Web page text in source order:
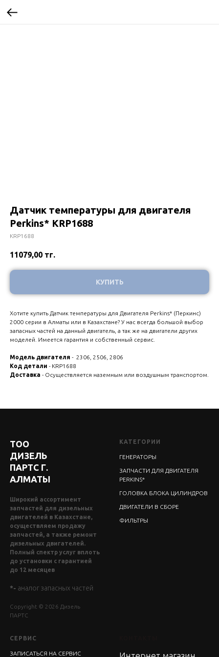
Датчик температуры для двигателя
Perkins* KRP1688
KRP1688
11079,00 тг.
КУПИТЬ
Хотите купить Датчик температуры для Двигателя Perkins* (Перкинс)
2000 серии в Алматы или в Казахстане? У нас всегда большой выбор
запасных частей на данный двигатель, а так же на двигатели других
моделей. Имеется гарантия и собственный сервис.
Модель двигателя - 2306, 2506, 2806
Код детали - KRP1688
Доставка - Осуществляется наземным или воздушным транспортом.
ТОО
ДИЗЕЛЬ
ПАРТС Г.
АЛМАТЫ
Широкий ассортимент
запчастей для дизельных
двигателей в Казахстане,
осуществляем продажу
запчастей, а также ремонт
дизельных двигателей.
Полный спектр услуг вплоть
до установки с гарантией
до 12 месяцев
*- аналог запасных частей
Copyright © 2026 Дизель
ПАРТС
КАТЕГОРИИ
ГЕНЕРАТОРЫ
ЗАПЧАСТИ ДЛЯ ДВИГАТЕЛЯ
PERKINS*
ГОЛОВКА БЛОКА ЦИЛИНДРОВ
ДВИГАТЕЛИ В СБОРЕ
ФИЛЬТРЫ
СЕРВИС
ЗАПИСАТЬСЯ НА СЕРВИС